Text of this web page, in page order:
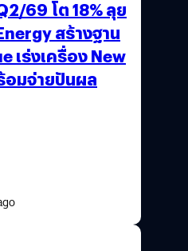
ถูกแก้ไขเปลี่ยนแปลงอย่าง
บมาตรฐานจาก ETDA จึงแน่ใจ
ารผ่าน Creden จะสามารถนำ
งหมด พร้อมประทับรับรองเวลา
เชื่อมั่นและรับรองการมีอยู่ของ
69 โต 18% ลุย
สร้างฐาน
เร่งเครื่อง New
อมจ่ายปันผล